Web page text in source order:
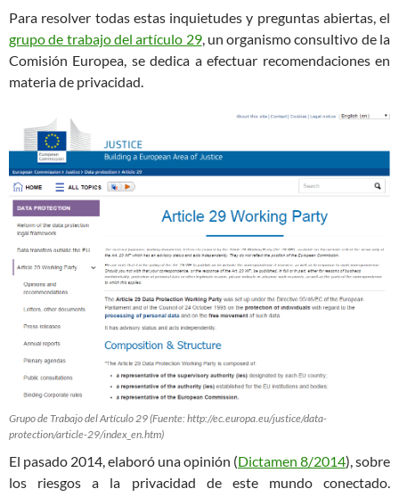
Para resolver todas estas inquietudes y preguntas abiertas, el
grupo de trabajo del artículo 29, un organismo consultivo de la
Comisión Europea, se dedica a efectuar recomendaciones en
materia de privacidad.
Grupo de Trabajo del Artículo 29 (Fuente: http://ec.europa.eu/justice/data-
protection/article-29/index_en.htm)
El pasado 2014, elaboró una opinión (Dictamen 8/2014), sobre
los riesgos a la privacidad de este mundo conectado.